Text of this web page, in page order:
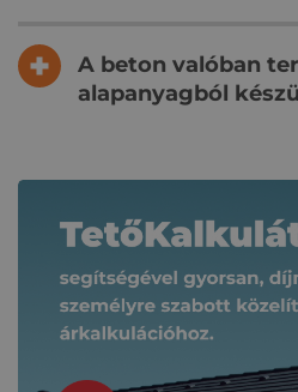
A beton valóban
alapanyagból